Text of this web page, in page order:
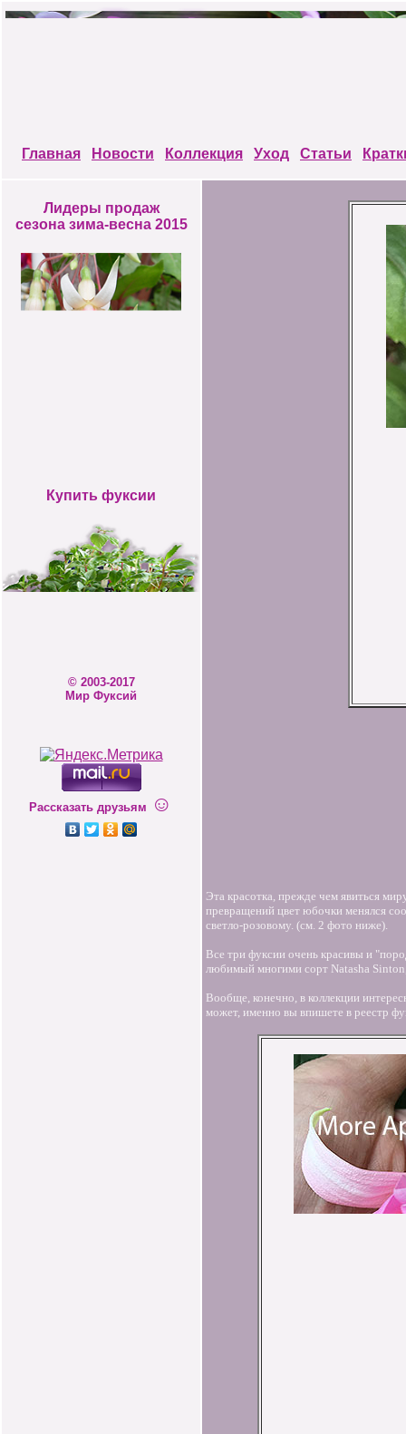
Главная Новости Коллекция Уход Статьи
Лидеры продаж
сезона зима-весна 2015
Купить фуксии
© 2003-2017
Мир Фуксий
Рассказать друзьям ☺
Эта красотка, прежде чем явиться
превращений цвет юбочки менялся
светло-розовому. (см. 2 фото ниже).
Все три фуксии очень красивы и
любимый многими сорт Natasha
Вообще, конечно, в коллекции
может, именно вы впишете в реестр